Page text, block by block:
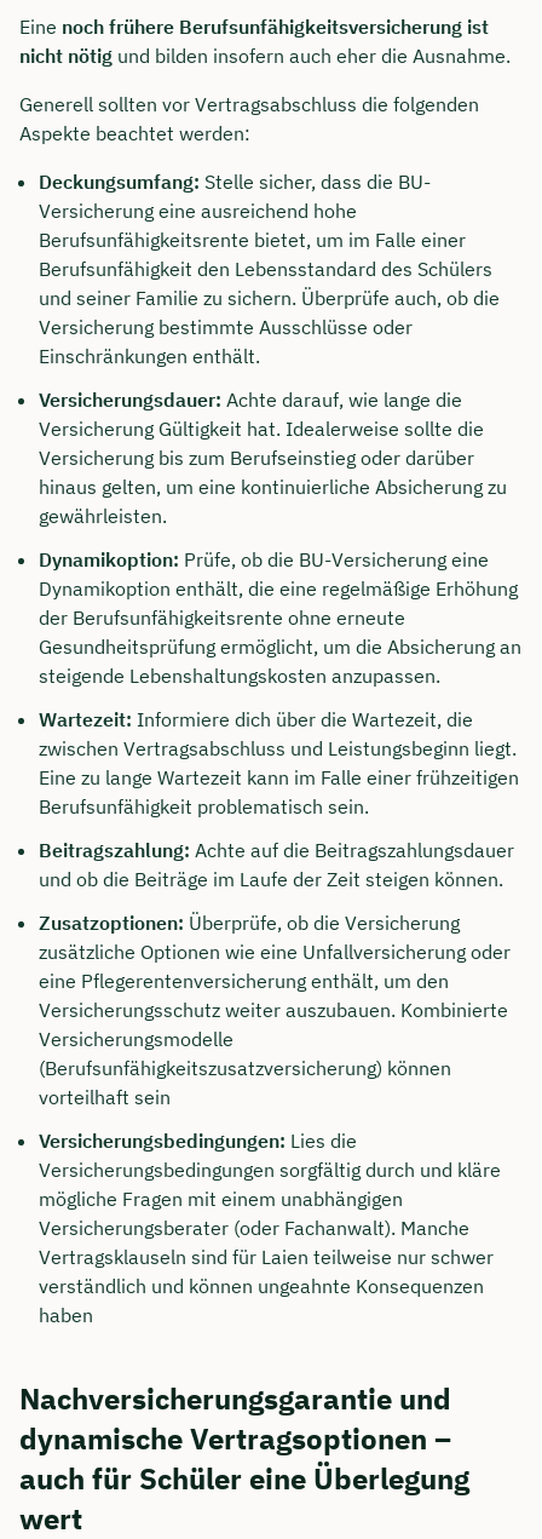
Eine noch frühere Berufsunfähigkeitsversicherung ist
nicht nötig und bilden insofern auch eher die Ausnahme.
Generell sollten vor Vertragsabschluss die folgenden
Aspekte beachtet werden:
Deckungsumfang: Stelle sicher, dass die BU-
Versicherung eine ausreichend hohe
Berufsunfähigkeitsrente bietet, um im Falle einer
Berufsunfähigkeit den Lebensstandard des Schülers
und seiner Familie zu sichern. Überprüfe auch, ob die
Versicherung bestimmte Ausschlüsse oder
Einschränkungen enthält.
Versicherungsdauer: Achte darauf, wie lange die
Versicherung Gültigkeit hat. Idealerweise sollte die
Versicherung bis zum Berufseinstieg oder darüber
hinaus gelten, um eine kontinuierliche Absicherung zu
gewährleisten.
Dynamikoption: Prüfe, ob die BU-Versicherung eine
Dynamikoption enthält, die eine regelmäßige Erhöhung
der Berufsunfähigkeitsrente ohne erneute
Gesundheitsprüfung ermöglicht, um die Absicherung an
steigende Lebenshaltungskosten anzupassen.
Wartezeit: Informiere dich über die Wartezeit, die
zwischen Vertragsabschluss und Leistungsbeginn liegt.
Eine zu lange Wartezeit kann im Falle einer frühzeitigen
Berufsunfähigkeit problematisch sein.
Beitragszahlung: Achte auf die Beitragszahlungsdauer
und ob die Beiträge im Laufe der Zeit steigen können.
Zusatzoptionen: Überprüfe, ob die Versicherung
zusätzliche Optionen wie eine Unfallversicherung oder
eine Pflegerentenversicherung enthält, um den
Versicherungsschutz weiter auszubauen. Kombinierte
Versicherungsmodelle
(Berufsunfähigkeitszusatzversicherung) können
vorteilhaft sein
Versicherungsbedingungen: Lies die
Versicherungsbedingungen sorgfältig durch und kläre
mögliche Fragen mit einem unabhängigen
Versicherungsberater (oder Fachanwalt). Manche
Vertragsklauseln sind für Laien teilweise nur schwer
verständlich und können ungeahnte Konsequenzen
haben
Nachversicherungsgarantie und
dynamische Vertragsoptionen –
auch für Schüler eine Überlegung
wert